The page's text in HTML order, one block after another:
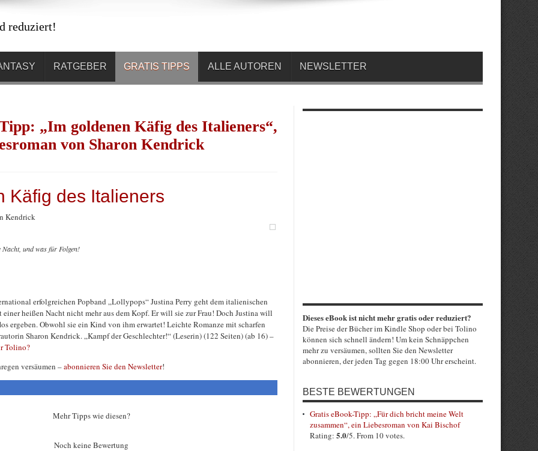
reduziert!
RATGEBER GRATIS TIPPS ALLE AUTOREN NEWSLETTER
„Im goldenen Käfig des Italieners“,
von Sharon Kendrick
Käfig des Italieners
Kendrick
Nacht, und was für Folgen!
erfolgreichen Popband „Lollypops“ Justina Perry geht dem italienischen
heißen Nacht nicht mehr aus dem Kopf. Er will sie zur Frau! Doch Justina will
ergeben. Obwohl sie ein Kind von ihm erwartet! Leichte Romanze mit scharfen
Sharon Kendrick. „Kampf der Geschlechter!“ (Leserin) (122 Seiten) (ab 16) –
Tolino?
versäumen –abonnieren Sie den Newsletter!
Mehr Tipps wie diesen?
Noch keine Bewertung
Dieses eBook ist nicht mehr gratis oder reduziert?
Die Preise der Bücher im Kindle Shop oder bei Tolino
können sich schnell ändern! Um kein Schnäppchen
mehr zu versäumen, sollten Sie den Newsletter
abonnieren, der jeden Tag gegen 18:00 Uhr erscheint.
BESTE BEWERTUNGEN
Gratis eBook-Tipp: „Für dich bricht meine Welt
zusammen“, ein Liebesroman von Kai Bischof
Rating: 5.0/5. From 10 votes.